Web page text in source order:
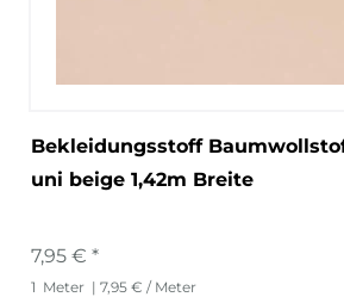
Bekleidungsstoff
uni beige 1,42m Breite
7,95 € *
1 Meter | 7,95 € / Meter